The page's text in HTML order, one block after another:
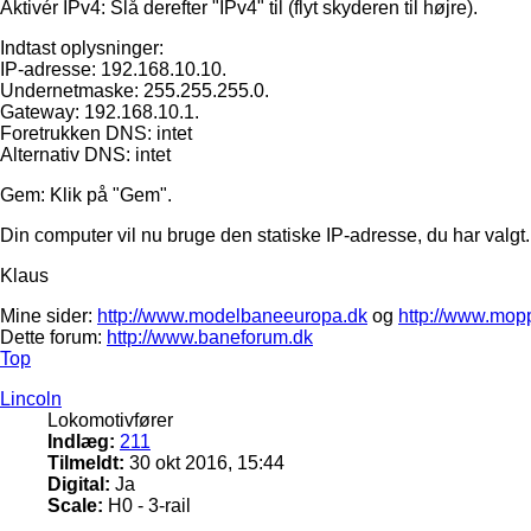
Aktivér IPv4: Slå derefter "IPv4" til (flyt skyderen til højre).
Indtast oplysninger:
IP-adresse: 192.168.10.10.
Undernetmaske: 255.255.255.0.
Gateway: 192.168.10.1.
Foretrukken DNS: intet
Alternativ DNS: intet
Gem: Klik på "Gem".
Din computer vil nu bruge den statiske IP-adresse, du har valgt.
Klaus
Mine sider: http://www.modelbaneeuropa.dk og http://
Dette forum: http://www.baneforum.dk
Top
Lincoln
Lokomotivfører
Indlæg: 211
Tilmeldt: 30 okt 2016, 15:44
Digital: Ja
Scale: H0 - 3-rail